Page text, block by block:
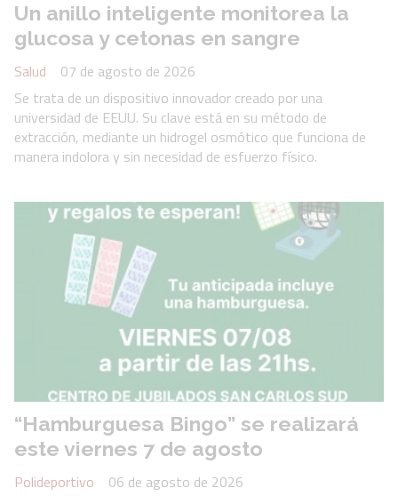
Un anillo inteligente monitorea la
glucosa y cetonas en sangre
Salud
07 de agosto de 2026
Se trata de un dispositivo innovador creado por una
universidad de EEUU. Su clave está en su método de
extracción, mediante un hidrogel osmótico que funciona de
manera indolora y sin necesidad de esfuerzo físico.
“Hamburguesa Bingo” se realizará
este viernes 7 de agosto
Polideportivo
06 de agosto de 2026